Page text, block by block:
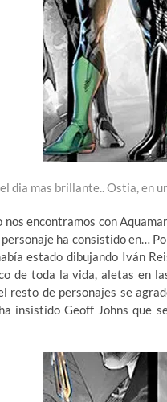
dia mas brillante.. Ostia, en
encontramos con
ha consistido en…
estado dibujando Iván
de toda la vida, aletas en
resto de personajes se
insistido Geoff Johns que